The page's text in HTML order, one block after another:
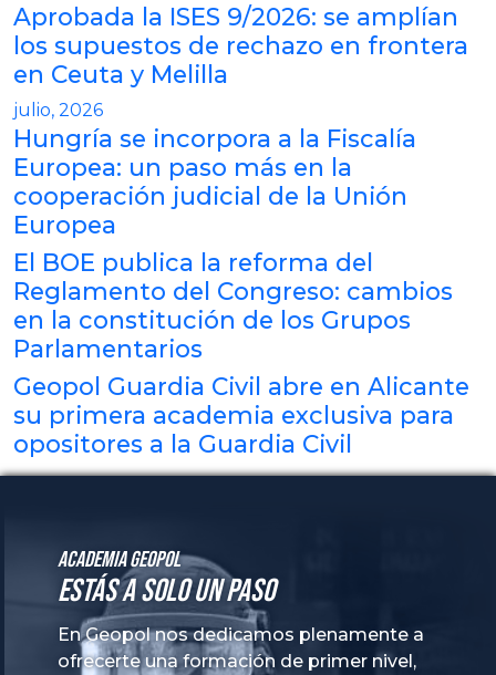
Aprobada la ISES 9/2026: se amplían
los supuestos de rechazo en frontera
en Ceuta y Melilla
julio, 2026
Hungría se incorpora a la Fiscalía
Europea: un paso más en la
cooperación judicial de la Unión
Europea
El BOE publica la reforma del
Reglamento del Congreso: cambios
en la constitución de los Grupos
Parlamentarios
Geopol Guardia Civil abre en Alicante
su primera academia exclusiva para
opositores a la Guardia Civil
Academia GeoPol
Estás a solo un paso
En Geopol nos dedicamos plenamente a
ofrecerte una formación de primer nivel,